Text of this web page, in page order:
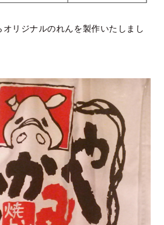
リジナルのれんを製作いたしまし